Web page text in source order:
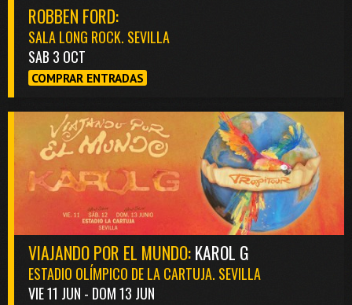
ROBBEN FORD:
SALA LONG ROCK. SEVILLA
SAB 3 OCT
COMPRAR ENTRADAS
VIAJANDO POR EL MUNDO:KAROL G
ESTADIO OLÍMPICO DE LA CARTUJA. SEVILLA
VIE 11 JUN - DOM 13 JUN